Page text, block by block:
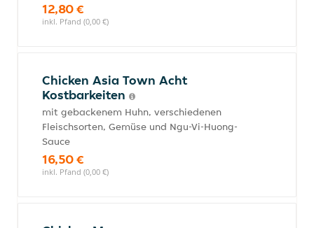
12,80 €
inkl. Pfand (0,00 €)
Chicken Asia Town Acht
Kostbarkeiten
mit gebackenem Huhn, verschiedenen
Fleischsorten, Gemüse und Ngu-Vi-Huong-
Sauce
16,50 €
inkl. Pfand (0,00 €)